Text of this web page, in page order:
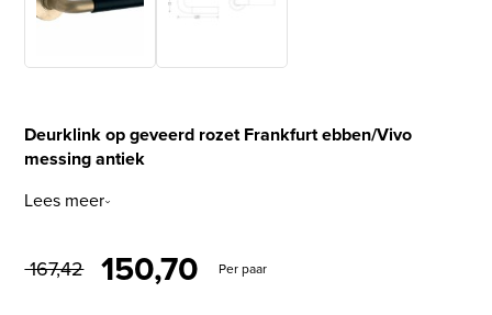
Deurklink op geveerd rozet Frankfurt ebben/Vivo
messing antiek
Lees meer
167,42 Oorspronkelijke prijs was:
150,70 Huidige prijs is: €
Per paar